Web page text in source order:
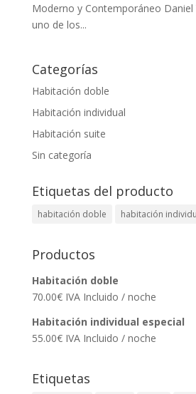
Moderno y Contemporáneo Daniel
uno de los...
Categorías
Habitación doble
Habitación individual
Habitación suite
Sin categoría
Etiquetas del producto
habitación doble habitación
Productos
Habitación doble
70.00€ IVA Incluido / noche
Habitación individual especial
55.00€ IVA Incluido / noche
Etiquetas